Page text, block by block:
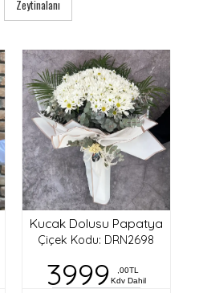
Zeytinalanı
Kucak Dolusu Papatya
Çiçek Kodu: DRN2698
3999
,00TL
Kdv Dahil